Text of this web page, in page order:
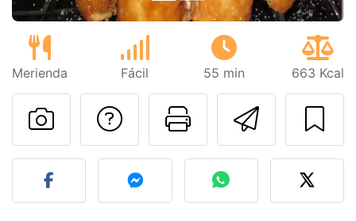
Merienda Fácil 55 min 663 Kcal
Imprimir
Preguntar al autor
Publicar la foto de esta